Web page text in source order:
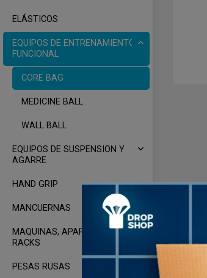
ELÁSTICOS
EQUIPOS DE ENTRENAMIENTO
FUNCIONAL
CORE BAG
MEDICINE BALL
WALL BALL
EQUIPOS DE SUSPENSION Y
AGARRE
HAND GRIP
MANCUERNAS
MAQUINAS, APARATOS Y
RACKS
PESAS RUSAS